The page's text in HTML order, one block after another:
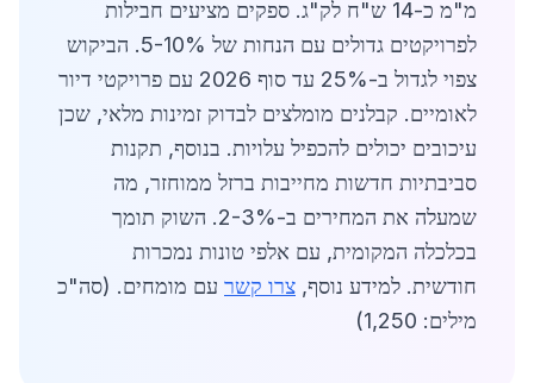
מ"מ כ-14 ש"ח לק"ג. ספקים מציעים חבילות
לפרויקטים גדולים עם הנחות של 5-10%. הביקוש
צפוי לגדול ב-25% עד סוף 2026 עם פרויקטי דיור
לאומיים. קבלנים מומלצים לבדוק זמינות מלאי, שכן
עיכובים יכולים להכפיל עלויות. בנוסף, תקנות
סביבתיות חדשות מחייבות ברזל ממוחזר, מה
שמעלה את המחירים ב-2-3%. השוק תומך
בכלכלה המקומית, עם אלפי טונות נמכרות
חודשית. למידע נוסף, צרו קשר עם מומחים. (סה"כ
מילים: 1,250)